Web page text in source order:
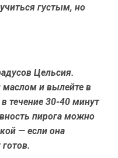
густым, но
Цельсия.
и вылейте в
течение 30-40 минут
пирога можно
— если она